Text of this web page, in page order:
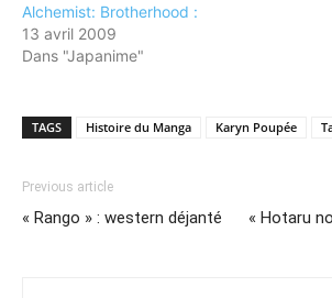
Alchemist: Brotherhood :
13 avril 2009
Dans "Japanime"
TAGS Histoire du Manga Karyn Poupée
Previous article
« Rango » : western déjanté « Hotaru